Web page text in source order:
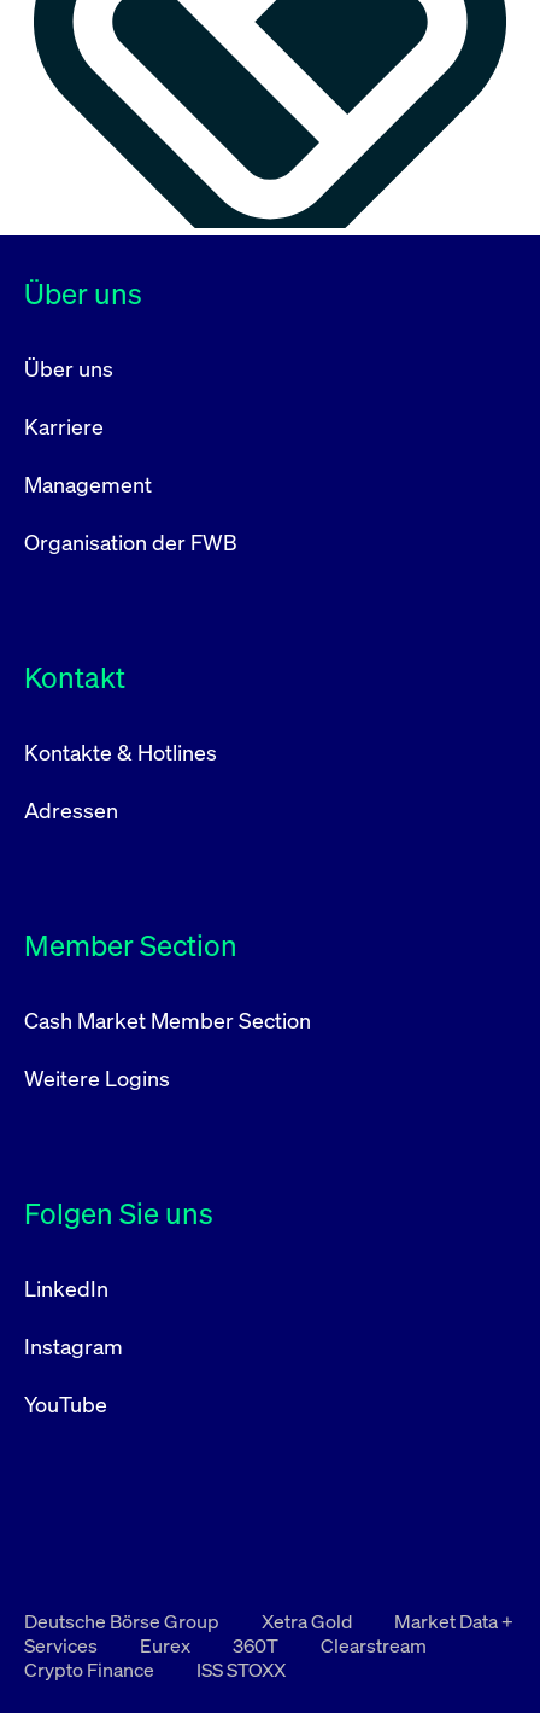
Über uns
Über uns
Karriere
Management
Organisation der FWB
Kontakt
Kontakte & Hotlines
Adressen
Member Section
Cash Market Member Section
Weitere Logins
Folgen Sie uns
LinkedIn
Instagram
YouTube
Deutsche Börse Group Xetra Gold
Market Data +
Services
Eurex 360T
Clearstream
Crypto Finance
ISS STOXX